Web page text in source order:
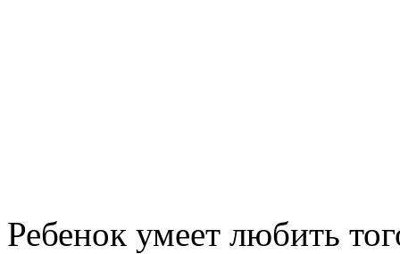
Ребенок умеет любить